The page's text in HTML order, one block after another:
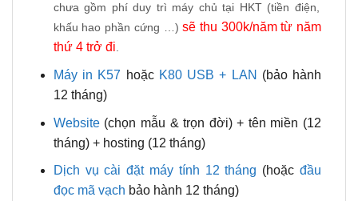
chưa gồm phí duy trì máy chủ tại HKT (tiền điện,
khấu hao phần cứng …)sẽ thu 300k/năm từ năm
thứ 4 trở đi.
Máy in K57 hoặc K80 USB + LAN (bảo hành
12 tháng)
Website(chọn mẫu & trọn đời) + tên miền (12
tháng) + hosting (12 tháng)
Dịch vụ cài đặt máy tính 12 tháng (hoặcđầu
đọc mã vạch bảo hành 12 tháng)